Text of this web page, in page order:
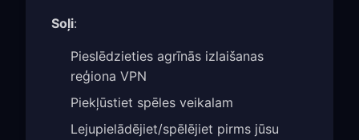
Soļi:
Pieslēdzieties agrīnās izlaišanas
reģiona VPN
Piekļūstiet spēles veikalam
Lejupielādējiet/spēlējiet pirms jūsu